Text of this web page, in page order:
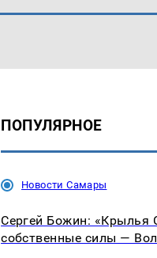
ПОПУЛЯРНОЕ
Новости Самары
Сергей Божин: «Крылья
собственные силы —